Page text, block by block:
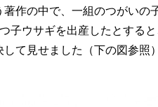
著作の中で、一組のつがいの
子ウサギを出産したとする
て見せました（下の図参照